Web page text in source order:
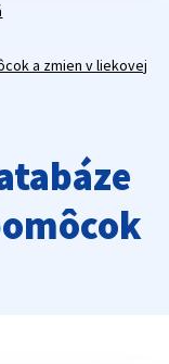
a zmien v liekovej